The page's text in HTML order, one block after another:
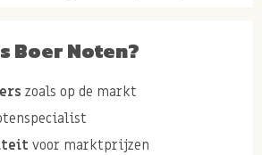
Boer Noten?
zoals op de markt
voor marktprijzen